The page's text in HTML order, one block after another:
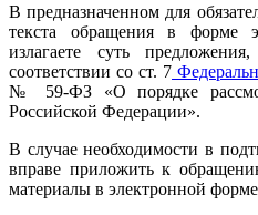
В предназначенном для
текста обращения в форме
излагаете суть
соответствии со ст. 7
№ 59-ФЗ «О порядке
Российской Федерации».
В случае необходимости в
вправе приложить к
материалы в электронной